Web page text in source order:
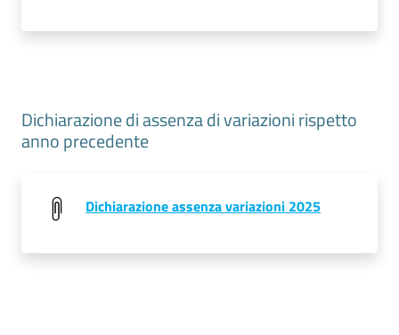
Dichiarazione di assenza di variazioni rispetto
anno precedente
Dichiarazione assenza variazioni 2025